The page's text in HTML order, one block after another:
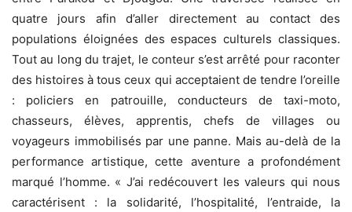
quatre jours afin d’aller directement au contact des
populations éloignées des espaces culturels classiques.
Tout au long du trajet, le conteur s’est arrêté pour raconter
des histoires à tous ceux qui acceptaient de tendre l’oreille
: policiers en patrouille, conducteurs de taxi-moto,
chasseurs, élèves, apprentis, chefs de villages ou
voyageurs immobilisés par une panne. Mais au-delà de la
performance artistique, cette aventure a profondément
marqué l’homme. « J’ai redécouvert les valeurs qui nous
caractérisent : la solidarité, l’hospitalité, l’entraide, la